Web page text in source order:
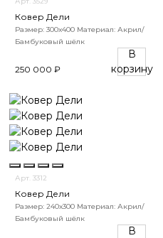
Ковер Дели
Размер: 300х400 Материал: Акрил/
Бамбуковый шёлк
250 000 ₽
В
корзину
Арт. 3312
Ковер Дели
Размер: 240х300 Материал: Акрил/
Бамбуковый шёлк
В